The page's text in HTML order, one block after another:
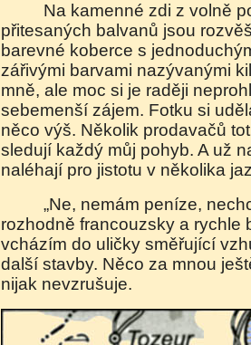
Na kamenné zdi z volně poskládaných
přitesaných balvanů jsou
barevné koberce s
zářivými barvami nazývanými
mně, ale moc si je raději
sebemenší zájem. Fotku si
něco výš. Několik prodavačů
sledují každý můj pohyb. A už
naléhají pro jistotu v několika
„Ne, nemám peníze, nechci nic kupovat“, říkám
rozhodně francouzsky a rychle
vcházím do uličky směřující
další stavby. Něco za mnou
nijak nevzrušuje.